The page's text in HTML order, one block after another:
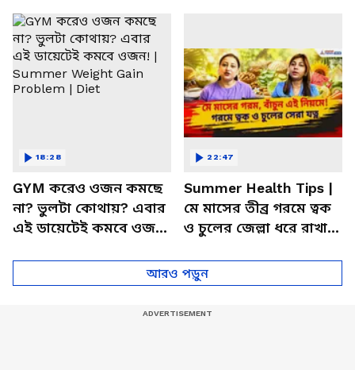
Cough
GYM করেও ওজন কমছে
না? ভুলটা কোথায়? এবার
এই ডায়েটেই কমবে ওজন!
18:28
Summer Health Tips |
মে মাসের তীব্র গরমে ত্বক
ও চুলের জেল্লা ধরে রাখার
22:47
আরও পড়ুন